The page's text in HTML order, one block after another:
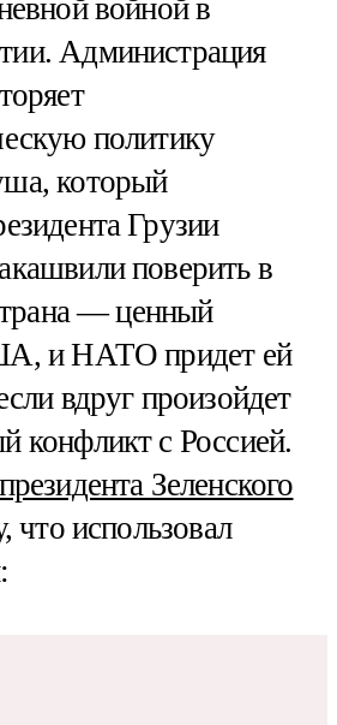
войной в
Администрация
политику
который
Грузии
поверить в
— ценный
и НАТО придет ей
вдруг произойдет
конфликт с Россией.
Зеленского
что использовал